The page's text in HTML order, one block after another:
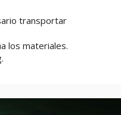
transportar
los materiales.